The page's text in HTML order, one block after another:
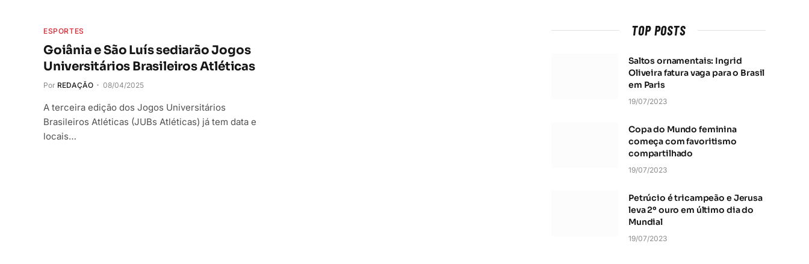
ESPORTES
Goiânia e São Luís sediarão Jogos
Universitários Brasileiros Atléticas
Por REDAÇÃO 08/04/2025
A terceira edição dos Jogos Universitários
Brasileiros Atléticas (JUBs Atléticas) já tem data e
locais…
TOP POSTS
Saltos ornamentais: Ingrid
Oliveira fatura vaga para o Brasil
em Paris
19/07/2023
Copa do Mundo feminina
começa com favoritismo
compartilhado
19/07/2023
Petrúcio é tricampeão e Jerusa
leva 2º ouro em último dia do
Mundial
19/07/2023